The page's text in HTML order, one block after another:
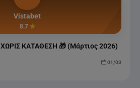
Vistabet
8.7
ΚΑΤΑΘΕΣΗ 🎁 (Μάρτιος 2026)
01/03